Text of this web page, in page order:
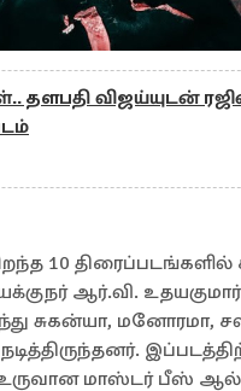
தளபதி விஜய்யுடன்
10 திரைப்படங்களில்
ஆர்.வி.
சுகன்யா, மனோரமா,
மாஸ்டர் பீஸ்